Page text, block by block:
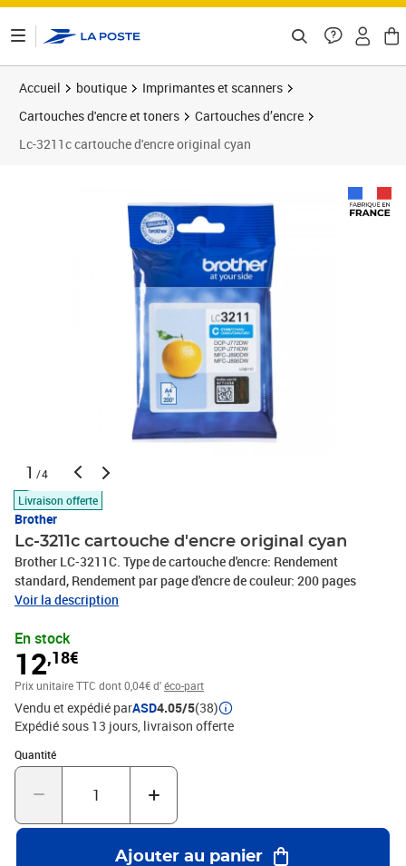
Accueil boutique
Imprimantes et scanners
Cartouches d'encre et toners
Cartouches d’encre
Lc-3211c cartouche d'encre original cyan
1 /4
Livraison offerte
Brother
Lc-3211c cartouche d'encre original cyan
Brother LC-3211C. Type de cartouche d'encre: Rendement
standard, Rendement par page d'encre de couleur: 200 pages
Voir la description
En stock
12,18€
Prix unitaire TTC dont 0,04€ d'éco-part
Vendu et expédié parASD4.05/5(38)
Expédié sous 13 jours livraison offerte
Quantité
Quantité : 1
Ajouter au panier